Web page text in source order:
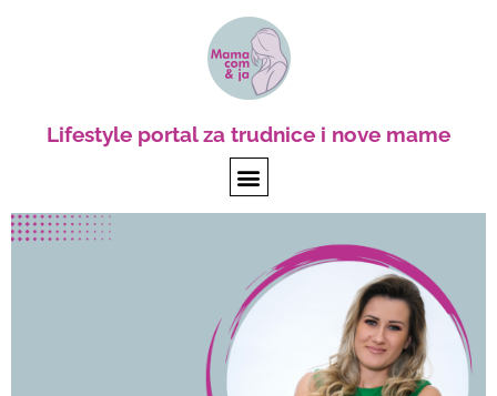
Lifestyle portal za trudnice i nove mame